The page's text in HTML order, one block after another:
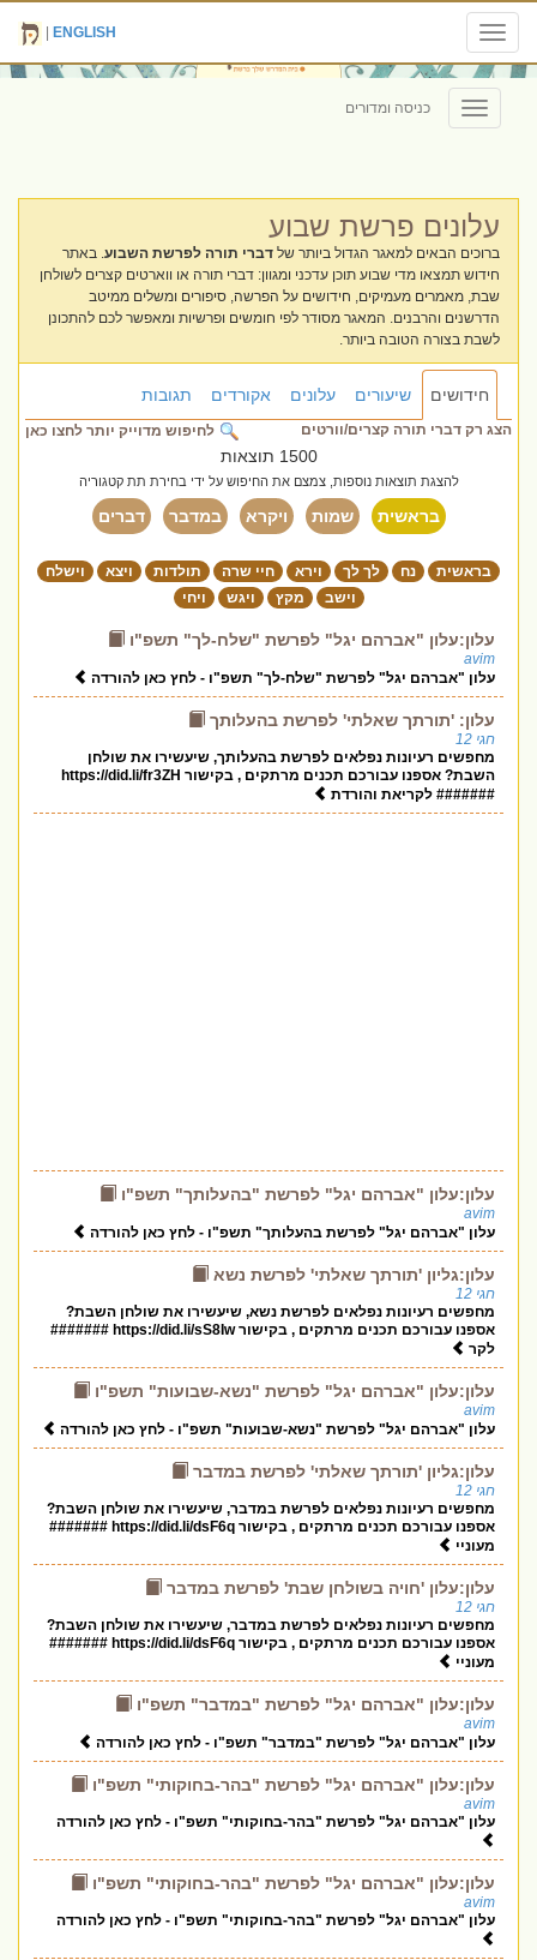
Toggle
navigation
ENGLISH
Toggle
navigation
כניסה ומדורים
עלונים פרשת שבוע
ברוכים הבאים למאגר הגדול ביותר של דברי תורה לפרשת השבוע. באתר
חידוש תמצאו מדי שבוע תוכן עדכני ומגוון: דברי תורה או ווארטים קצרים לשולחן
שבת, מאמרים מעמיקים, חידושים על הפרשה, סיפורים ומשלים ממיטב
הדרשנים והרבנים. המאגר מסודר לפי חומשים ופרשיות ומאפשר לכם להתכונן
לשבת בצורה הטובה ביותר.
חידושים שיעורים עלונים אקורדים תגובות
לחיפוש מדוייק יותר לחצו כאן הצג רק דברי תורה קצרים/וורטים
1500 תוצאות
להצגת תוצאות נוספות, צמצם את החיפוש על ידי בחירת תת קטגוריה
בראשית שמות ויקרא במדבר דברים
בראשית נח לך לך וירא חיי שרה תולדות ויצא
וישלח
וישב
מקץ ויגש ויחי
עלון:עלון "אברהם יגל" לפרשת "שלח-לך" תשפ"ו
avim
עלון "אברהם יגל" לפרשת "שלח-לך" תשפ"ו - לחץ כאן להורדה
עלון: 'תורתך שאלתי' לפרשת בהעלותך
חגי 12
מחפשים רעיונות נפלאים לפרשת בהעלותך, שיעשירו את שולחן
השבת? אספנו עבורכם תכנים מרתקים , בקישור https://did.li/fr3ZH
####### לקריאת והורדת
עלון:עלון "אברהם יגל" לפרשת "בהעלותך" תשפ"ו
avim
עלון "אברהם יגל" לפרשת בהעלותך" תשפ"ו - לחץ כאן להורדה
עלון:גליון 'תורתך שאלתי' לפרשת נשא
חגי 12
מחפשים רעיונות נפלאים לפרשת נשא, שיעשירו את שולחן השבת?
אספנו עבורכם תכנים מרתקים , בקישור https://did.li/sS8Iw #######
לקר
עלון:עלון "אברהם יגל" לפרשת "נשא-שבועות" תשפ"ו
avim
עלון "אברהם יגל" לפרשת "נשא-שבועות" תשפ"ו - לחץ כאן להורדה
עלון:גליון 'תורתך שאלתי' לפרשת במדבר
חגי 12
מחפשים רעיונות נפלאים לפרשת במדבר, שיעשירו את שולחן השבת?
אספנו עבורכם תכנים מרתקים , בקישור https://did.li/dsF6q #######
מעוניי
עלון:עלון 'חויה בשולחן שבת' לפרשת במדבר
חגי 12
מחפשים רעיונות נפלאים לפרשת במדבר, שיעשירו את שולחן השבת?
אספנו עבורכם תכנים מרתקים , בקישור https://did.li/dsF6q #######
מעוניי
עלון:עלון "אברהם יגל" לפרשת "במדבר" תשפ"ו
avim
עלון "אברהם יגל" לפרשת "במדבר" תשפ"ו - לחץ כאן להורדה
עלון:עלון "אברהם יגל" לפרשת "בהר-בחוקותי" תשפ"ו
avim
עלון "אברהם יגל" לפרשת "בהר-בחוקותי" תשפ"ו - לחץ כאן להורדה
עלון:עלון "אברהם יגל" לפרשת "בהר-בחוקותי" תשפ"ו
avim
עלון "אברהם יגל" לפרשת "בהר-בחוקותי" תשפ"ו - לחץ כאן להורדה